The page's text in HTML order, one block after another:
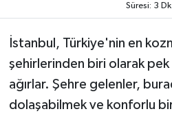
Süresi: 3 Dk
İstanbul, Türkiye'nin en
şehirlerinden biri olarak
ağırlar. Şehre gelenler,
dolaşabilmek ve konforlu